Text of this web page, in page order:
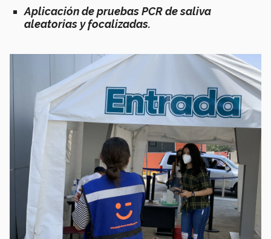
Aplicación de pruebas PCR de saliva
aleatorias y focalizadas.